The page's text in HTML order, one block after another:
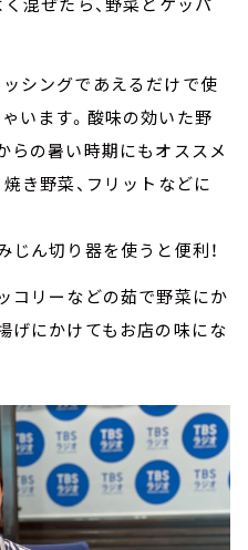
シングであえるだけで使
います。酸味の効いた野
らの暑い時期にもオススメ
き野菜、フリットなどに
じん切り器を使うと便利！
コリーなどの茹で野菜にか
げにかけてもお店の味にな